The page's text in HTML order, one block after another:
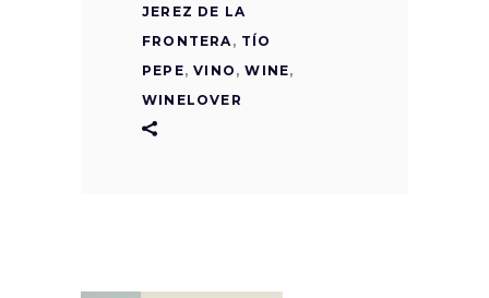
JEREZ DE LA
FRONTERA , TÍO
PEPE,VINO ,WINE,
WINELOVER